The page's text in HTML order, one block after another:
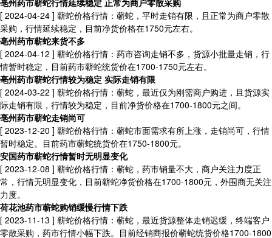
亳州药市蕲蛇行情延续稳定 正常为商户零散采购
[ 2024-04-24 ] 蕲蛇价格行情：蕲蛇，平时走销有限，且正常为商户零散
采购，行情延续稳定，目前净货价格在1750元左右。
亳州药市蕲蛇来货不多
[ 2024-04-12 ] 蕲蛇价格行情：药市咨询走销不多，货源小批量走销，行
情暂时稳定，目前药市蕲蛇统货价在1700-1750元左右。
亳州药市蕲蛇行情较为稳定 实际走销有限
[ 2024-03-22 ] 蕲蛇价格行情：蕲蛇，最近仅为刚需商户购进，且货源实
际走销有限，行情较为稳定，目前净货价格在1700-1800元之间。
亳州药市蕲蛇走销尚可
[ 2023-12-20 ] 蕲蛇价格行情：蕲蛇市面需求有所上涨，走销尚可，行情
暂时稳定。目前药市蕲蛇统货价在1750-1800元。
安国药市蕲蛇行情暂时无明显变化
[ 2023-12-08 ] 蕲蛇价格行情：蕲蛇，药市销量不大，商户关注力度正
常，行情无明显变化，目前蕲蛇净货价格在1700-1800元，外围商无关注
力度。
荷花池药市蕲蛇购销缓慢行情下跌
[ 2023-11-13 ] 蕲蛇价格行情：蕲蛇，最近货源整体走销迟缓，终端客户
零散采购，药市行情小幅下跌。目前经销商报价蕲蛇统货价格1700-1800